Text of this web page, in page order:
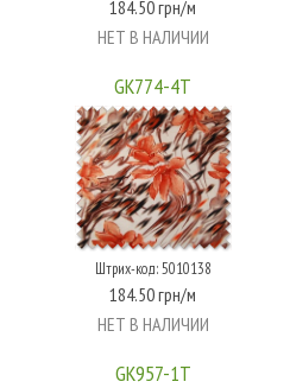
184.50 грн/м
НЕТ В НАЛИЧИИ
GK774-4T
Штрих-код: 5010138
184.50 грн/м
НЕТ В НАЛИЧИИ
GK957-1T